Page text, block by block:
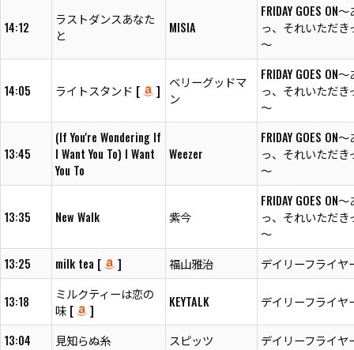
14:12
ラストダンスあなた
と
MISIA
FRIDAY GOES ON～
っ、それいただき
～
14:05 ライトスタンド [ ]
ベリーグッドマ
ン
FRIDAY GOES ON～
っ、それいただき
～
13:45
(If You're Wondering If
I Want You To) I Want
You To
Weezer
FRIDAY GOES ON～
っ、それいただき
～
13:35 New Walk 紫今
FRIDAY GOES ON～
っ、それいただき
～
13:25
milk tea [ ] 福山雅治 デイリーフライヤ
13:18
ミルクティーは恋の
味 [
]
KEYTALK デイリーフライヤ
13:04 見知らぬ糸 スピッツ デイリーフライヤ